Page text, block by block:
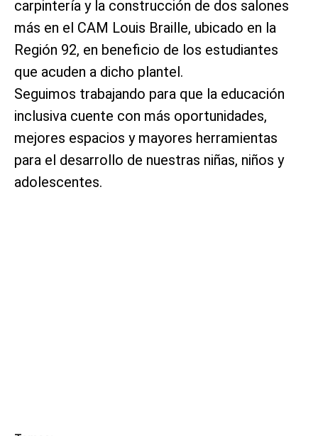
carpintería y la construcción de dos salones
más en el CAM Louis Braille, ubicado en la
Región 92, en beneficio de los estudiantes
que acuden a dicho plantel.
Seguimos trabajando para que la educación
inclusiva cuente con más oportunidades,
mejores espacios y mayores herramientas
para el desarrollo de nuestras niñas, niños y
adolescentes.